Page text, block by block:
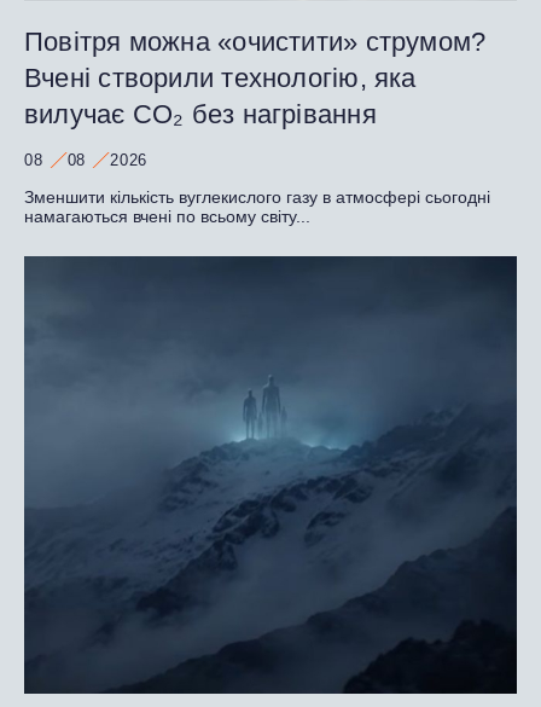
Повітря можна «очистити» струмом?
Вчені створили технологію, яка
вилучає CO₂ без нагрівання
08 08 2026
Зменшити кількість вуглекислого газу в атмосфері сьогодні
намагаються вчені по всьому світу...